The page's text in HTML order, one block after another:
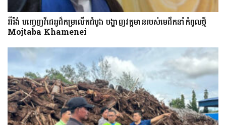
អ៊ីរ៉ង់ បញ្ចេញវីដេអូដ៏កម្រលើក​ដំបូង បង្ហាញ​វត្តមាន​​​របស់​​មេដឹកនាំកំពូលថ្មី
Mojtaba Khamenei